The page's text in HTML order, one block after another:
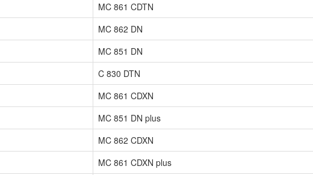
MC 861 CDTN
MC 862 DN
MC 851 DN
C 830 DTN
MC 861 CDXN
MC 851 DN plus
MC 862 CDXN
MC 861 CDXN plus